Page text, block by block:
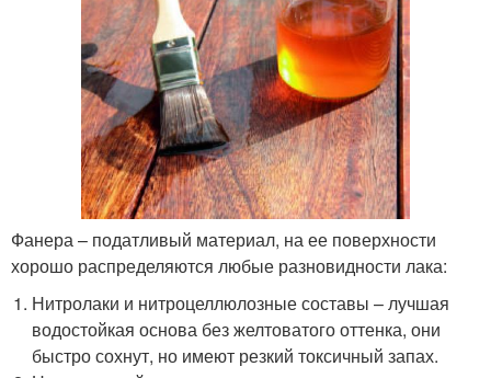
Фанера – податливый материал, на ее поверхности
хорошо распределяются любые разновидности лака:
Нитролаки и нитроцеллюлозные составы – лучшая
водостойкая основа без желтоватого оттенка, они
быстро сохнут, но имеют резкий токсичный запах.